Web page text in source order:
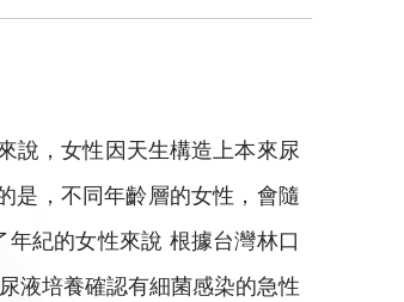
說，女性因天生構造上本來尿
是，不同年齡層的女性，會隨
紀的女性來說 根據台灣林口
液培養確認有細菌感染的急性